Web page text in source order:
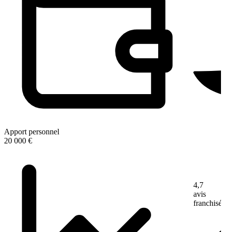
Apport personnel
20 000 €
4,7
avis
franchisé